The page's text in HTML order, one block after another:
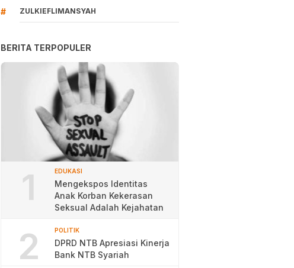
# ZULKIEFLIMANSYAH
BERITA TERPOPULER
1 EDUKASI
Mengekspos Identitas
Anak Korban Kekerasan
Seksual Adalah Kejahatan
2 POLITIK
DPRD NTB Apresiasi Kinerja
Bank NTB Syariah